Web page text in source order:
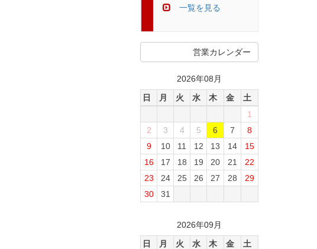
一覧を見る
営業カレンダー
2026年08月
日
月 火 水 木 金
土
1
2
3 4 5 6 7
8
9
10 11 12 13 14
15
16
17 18 19 20 21
22
23
24 25 26 27 28
29
30
31
2026年09月
日
月 火 水 木 金 土